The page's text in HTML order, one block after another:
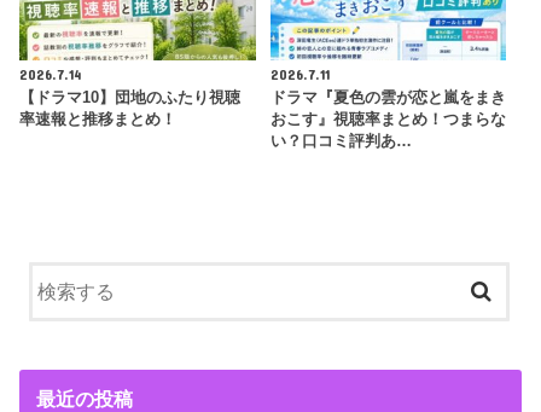
2026.7.14
【ドラマ10】団地のふたり視聴
率速報と推移まとめ！
2026.7.11
ドラマ『夏色の雲が恋と嵐をまき
おこす』視聴率まとめ！つまらな
い？口コミ評判あ…
最近の投稿